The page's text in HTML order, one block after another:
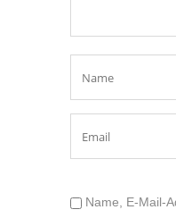
Name, E-Mail-